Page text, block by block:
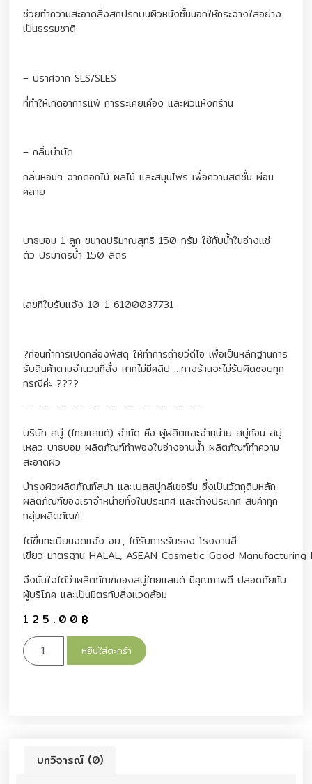
ช่วยทำความสะอาดสิ่งสกปรกบนผิวหนังชั้นนอกให้กระจ่างใสอย่าง
เป็นธรรมชาติ
– ปราศจาก SLS/SLES
ที่ทำให้เกิดอาการแพ้ การระเคยเคือง และผิวแห้งกร้าน
– กลิ่นบำบัด
กลิ่นหอมๆ จากดอกไม้ ผลไม้ และสมุนไพร เพื่อความสดชื่น ผ่อน
คลาย
บาธบอม 1 ลูก ขนาดปริมาณสุทธิ 150 กรัม ใช้กับน้ำในอ่างแช่
ตัว ปริมาตรน้ำ 150 ลิตร
เลขที่ใบรับแจ้ง 10-1-6100037731
?ก่อนทำการเปิดกล่องพัสดุ ให้ทำการถ่ายวีดีโอ เพื่อเป็นหลักฐานการ
รับสินค้าตามจำนวนที่สั่ง หากไม่มีคลิป …ทางร้านจะไม่รับผิดชอบทุก
กรณีค่ะ ????
—————————————————————–
บริษัท สบู่ (ไทยแลนด์) จำกัด คือ ผู้ผลิตและจำหน่าย สบู่ก้อน สบู่
เหลว บาธบอม ผลิตภัณฑ์ทำฟองในอ่างอาบน้ำ ผลิตภัณฑ์ทำความ
สะอาดผิว
บำรุงผิวผลิตภัณฑ์สปา และเบสสบู่กลีเซอรีน ซึ่งเป็นวัตถุดิบหลัก
ผลิตภัณฑ์ของเราจำหน่ายทั้งในประเทศ และต่างประเทศ สินค้าทุก
กลุ่มผลิตภัณฑ์
ได้ขึ้นทะเบียนจดแจ้ง อย., ได้รับการรับรอง โรงงานสี
เขียว มาตรฐาน HALAL, ASEAN Cosmetic Good
จึงมั่นใจได้ว่าผลิตภัณฑ์ของสบู่ไทยแลนด์ มีคุณภาพดี ปลอดภัยกับ
ผู้บริโภค และเป็นมิตรกับสิ่งแวดล้อม
125.00 ฿
หยิบใส่ตะกร้า
บทวิจารณ์ (0)